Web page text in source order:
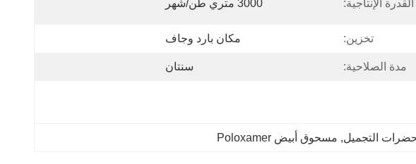
القدرة الإنتاجية: 3000 متري طن/شهر
تخزين: مكان بارد وجاف
مدة الصلاحية: سنتان
, مسحوق أبيض Poloxamer